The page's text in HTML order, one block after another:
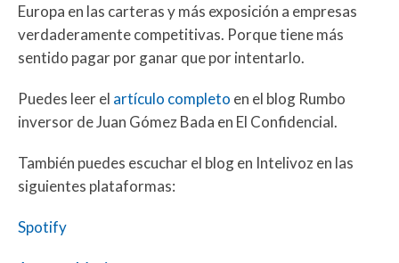
Europa en las carteras y más exposición a empresas
verdaderamente competitivas. Porque tiene más
sentido pagar por ganar que por intentarlo.
Puedes leer el artículo completo en el blog Rumbo
inversor de Juan Gómez Bada en El Confidencial.
También puedes escuchar el blog en Intelivoz en las
siguientes plataformas:
Spotify